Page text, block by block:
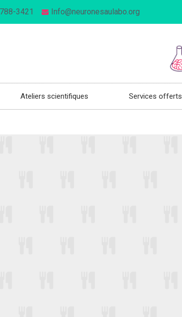
3421 Info@neuronesaulabo.org
Ateliers scientifiques Services offerts